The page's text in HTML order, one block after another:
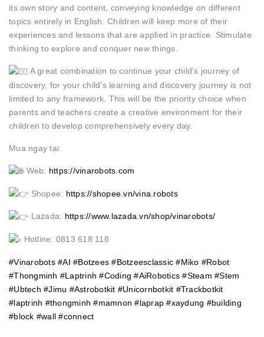
its own story and content, conveying knowledge on different
topics entirely in English. Children will keep more of their
experiences and lessons that are applied in practice. Stimulate
thinking to explore and conquer new things.
A great combination to continue your child's journey of
discovery, for your child's learning and discovery journey is not
limited to any framework. This will be the priority choice when
parents and teachers create a creative environment for their
children to develop comprehensively every day.
Mua ngay tại:
Web: https://vinarobots.com
Shopee: https://shopee.vn/vina.robots
Lazada: https://www.lazada.vn/shop/vinarobots/
Hotline: 0813 618 118
#Vinarobots #AI #Botzees #Botzeesclassic #Miko #Robot
#Thongminh #Laptrinh #Coding #AiRobotics #Steam #Stem
#Ubtech #Jimu #Astrobotkit #Unicornbotkit #Trackbotkit
#laptrinh #thongminh #mamnon #laprap #xaydung #building
#block #wall #connect